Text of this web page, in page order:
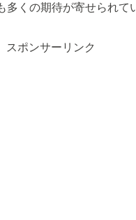
多くの期待が寄せられて
スポンサーリンク